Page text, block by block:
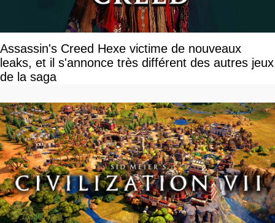
Assassin's Creed Hexe victime de nouveaux
leaks, et il s'annonce très différent des autres jeux
de la saga